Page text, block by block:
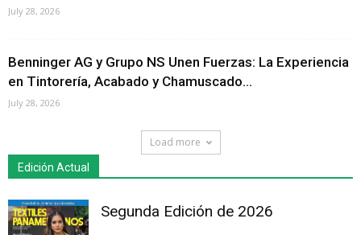
July 28, 2026
Benninger AG y Grupo NS Unen Fuerzas: La Experiencia
en Tintorería, Acabado y Chamuscado...
July 28, 2026
Load more
Edición Actual
Segunda Edición de 2026